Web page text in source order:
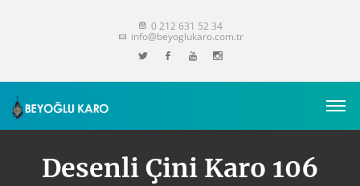
0 212 631 52 34
info@beyoglukaro.com.tr
Desenli Çini Karo 106